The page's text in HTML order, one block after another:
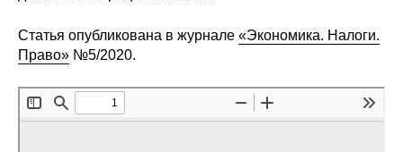
Семинары
Энергетический семинар
Статья опубликована в журнале «Экономика. Налоги.
Право» №5/2020.